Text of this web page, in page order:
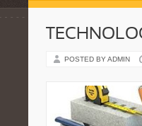
POSTED BY ADMIN